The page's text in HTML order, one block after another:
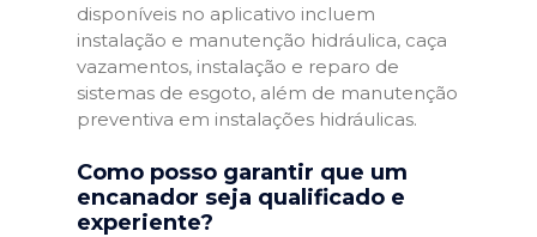
disponíveis no aplicativo incluem
instalação e manutenção hidráulica, caça
vazamentos, instalação e reparo de
sistemas de esgoto, além de manutenção
preventiva em instalações hidráulicas.
Como posso garantir que um
encanador seja qualificado e
experiente?